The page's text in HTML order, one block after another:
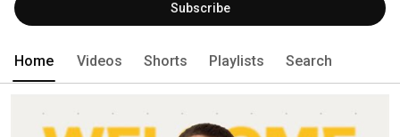
Subscribe
Home Videos Shorts Playlists Search